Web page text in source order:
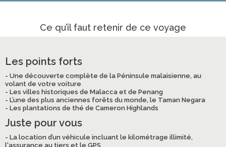
Ce qu’il faut retenir de ce voyage
Les points forts
- Une découverte complète de la Péninsule malaisienne, au
volant de votre voiture
- Les villes historiques de Malacca et de Penang
- L’une des plus anciennes forêts du monde, le Taman Negara
- Les plantations de thé de Cameron Highlands
Juste pour vous
- La location d’un véhicule incluant le kilométrage illimité,
l'assurance au tiers et le GPS